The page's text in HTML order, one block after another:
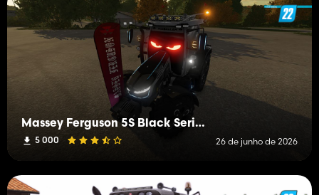
Massey Ferguson 5S Black Series
5 000 26 de junho de 2026